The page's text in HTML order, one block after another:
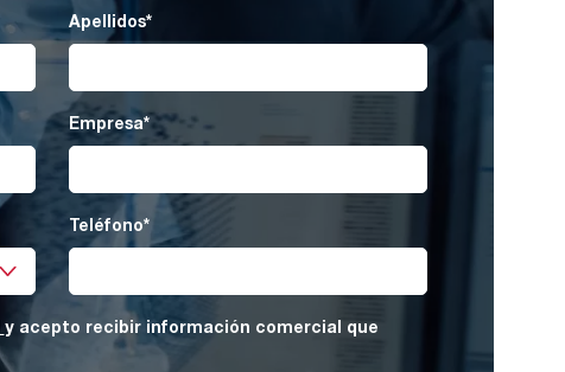
Apellidos*
Empresa*
Teléfono*
y acepto recibir información comercial que